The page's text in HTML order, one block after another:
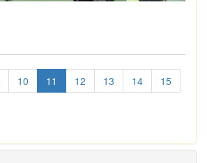
10 11 12 13 14
15